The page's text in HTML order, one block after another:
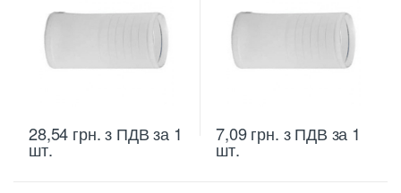
28,54 грн.з ПДВ за 1
шт.
7,09грн. з ПДВ за 1
шт.